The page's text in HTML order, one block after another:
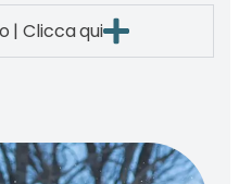
| Clicca qui